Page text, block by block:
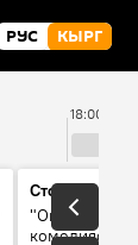
РУС КЫРГ
18:00
Стоп кадр
"Окен ава" —
комедиясы